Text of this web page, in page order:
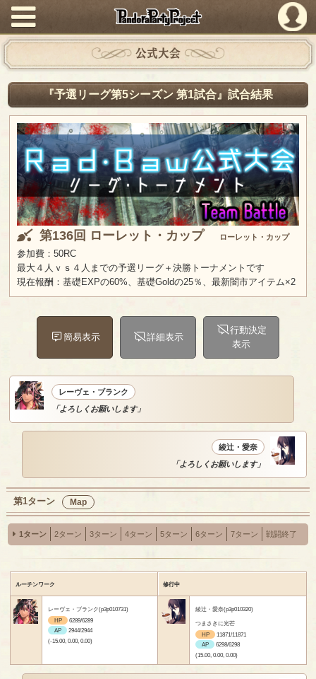
PandoraPartyProject
公式大会
『予選リーグ第5シーズン 第1試合』試合結果
第136回 ローレット・カップ ローレット・カップ
参加費：50RC
最大４人ｖｓ４人までの予選リーグ＋決勝トーナメントです
現在報酬：基礎EXPの60%、基礎Goldの25％、最新闇市アイテム×2
簡易表示 詳細表示
行動決定
表示
レーヴェ・ブランク
「よろしくお願いします」
綾辻・愛奈
「よろしくお願いします」
第1ターン Map
1ターン 2ターン 3ターン 4ターン 5ターン 6ターン 7ターン 戦闘終了
ルーチンワーク 修行中
レーヴェ・ブランク(p3p010731)
HP
6289/6289
AP
2944/2944
(-15.00, 0.00, 0.00)
綾辻・愛奈(p3p010320)
つまさきに光芒
HP
11871/11871
AP
6298/6298
(15.00, 0.00, 0.00)